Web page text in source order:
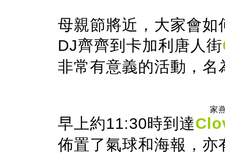
母親節將近，大家會如
DJ齊齊到卡加利唐人街
非常有意義的活動，名
家
早上約11:30時到達
佈置了氣球和海報，